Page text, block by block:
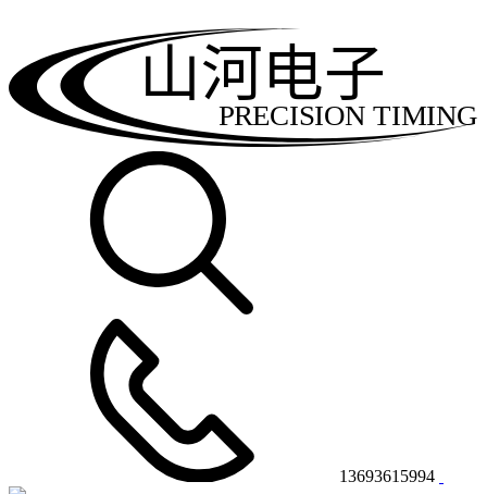
PRECISION TIMING
山河电子
13693615994